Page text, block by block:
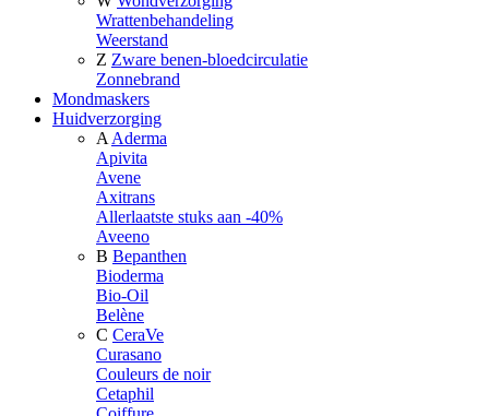
Wrattenbehandeling
Weerstand
Z Zware benen-bloedcirculatie
Zonnebrand
Mondmaskers
Huidverzorging
A Aderma
Apivita
Avene
Axitrans
Allerlaatste stuks aan -40%
Aveeno
B Bepanthen
Bioderma
Bio-Oil
Belène
C CeraVe
Curasano
Couleurs de noir
Cetaphil